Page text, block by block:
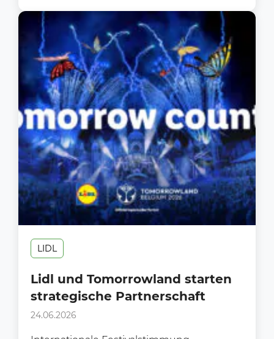
LIDL
Lidl und Tomorrowland starten
strategische Partnerschaft
24.06.2026